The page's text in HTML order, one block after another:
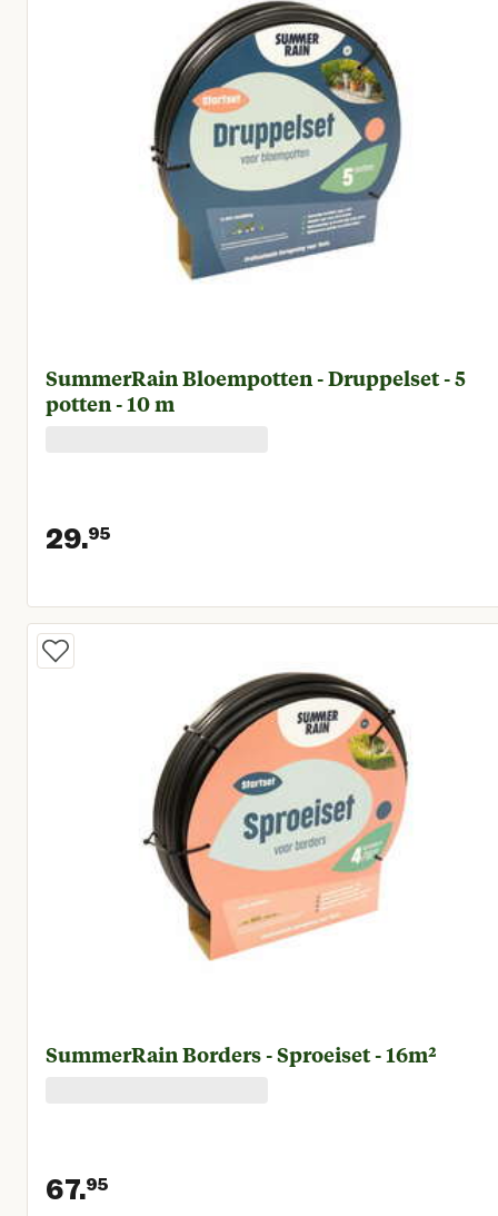
SummerRain Bloempotten - Druppelset - 5
potten - 10 m
29.95
Huidige prijs € 29,95
SummerRain Borders - Sproeiset - 16m²
67.95